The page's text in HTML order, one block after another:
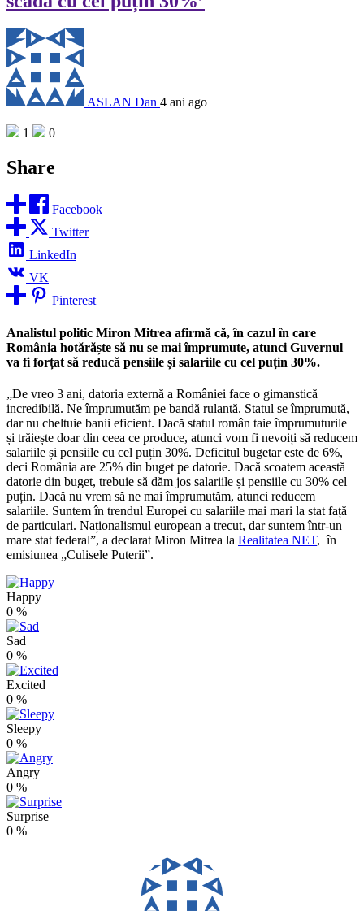
ASLAN Dan 4 ani ago
1 0
Share
Facebook
Twitter
LinkedIn
VK
Pinterest
Analistul politic Miron Mitrea afirmă că, în cazul în care
România hotărăște să nu se mai împrumute, atunci Guvernul
va fi forțat să reducă pensiile și salariile cu cel puțin 30%.
„De vreo 3 ani, datoria externă a României face o gimanstică
incredibilă. Ne împrumutăm pe bandă rulantă. Statul se împrumută,
dar nu cheltuie banii eficient. Dacă statul român taie împrumuturile
și trăiește doar din ceea ce produce, atunci vom fi nevoiți să reducem
salariile și pensiile cu cel puțin 30%. Deficitul bugetar este de 6%,
deci România are 25% din buget pe datorie. Dacă scoatem această
datorie din buget, trebuie să dăm jos salariile și pensiile cu 30% cel
puțin. Dacă nu vrem să ne mai împrumutăm, atunci reducem
salariile. Suntem în trendul Europei cu salariile mai mari la stat față
de particulari. Naționalismul european a trecut, dar suntem într-un
mare stat federal”, a declarat Miron Mitrea la Realitatea NET, în
emisiunea „Culisele Puterii”.
Happy
0 %
Sad
0 %
Excited
0 %
Sleepy
0 %
Angry
0 %
Surprise
0 %